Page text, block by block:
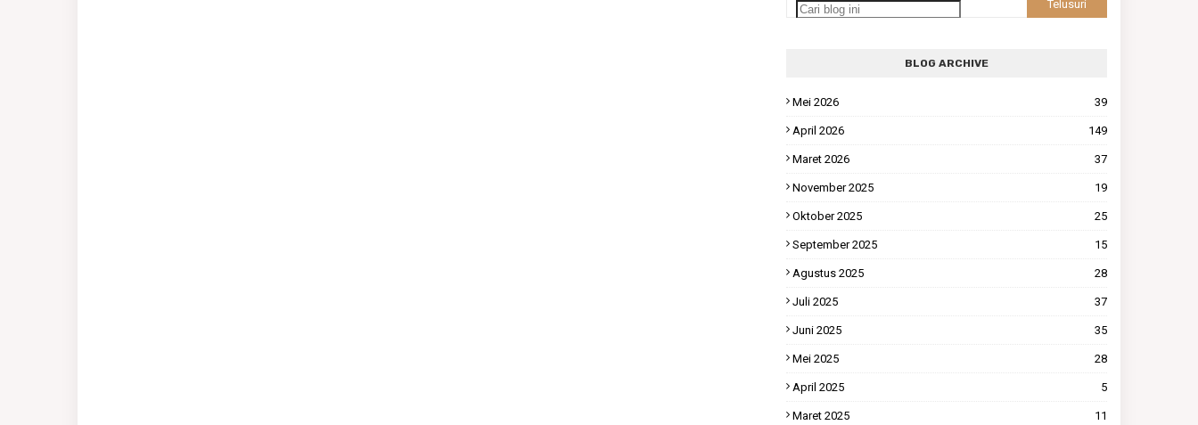
BLOG ARCHIVE
Mei 2026 39
April 2026 149
Maret 2026 37
November 2025 19
Oktober 2025 25
September 2025 15
Agustus 2025 28
Juli 2025 37
Juni 2025 35
Mei 2025 28
April 2025 5
Maret 2025 11